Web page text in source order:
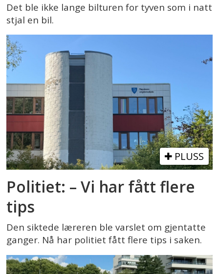
Det ble ikke lange bilturen for tyven som i natt
stjal en bil.
PLUSS
Politiet: – Vi har fått flere
tips
Den siktede læreren ble varslet om gjentatte
ganger. Nå har politiet fått flere tips i saken.